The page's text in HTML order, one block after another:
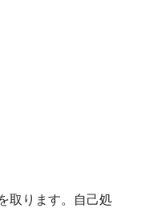
取ります。自己処